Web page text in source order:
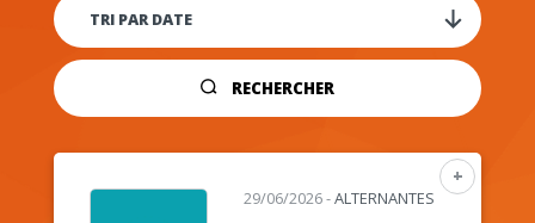
RECHERCHER
+
29/06/2026-ALTERNANTES